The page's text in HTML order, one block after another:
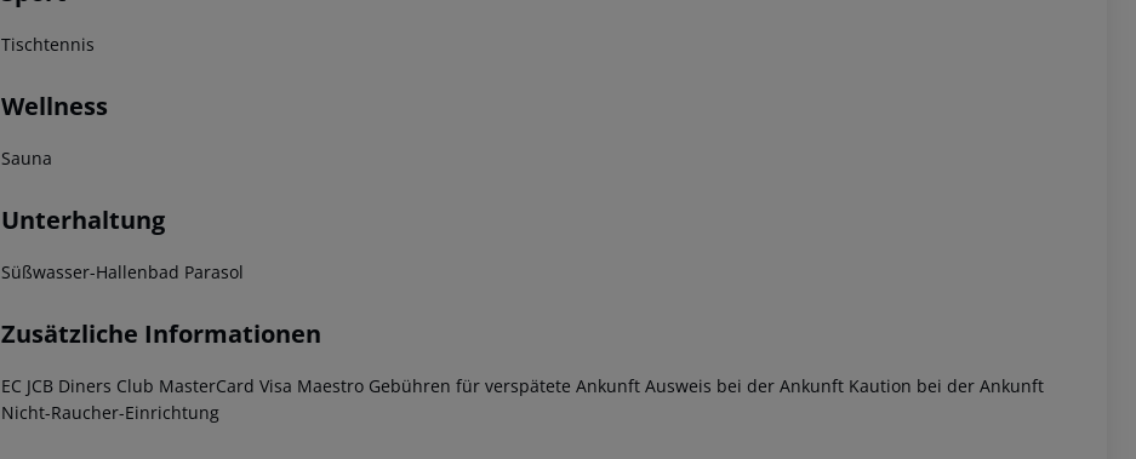
Tischtennis
Wellness
Sauna
Unterhaltung
Süßwasser-Hallenbad Parasol
Zusätzliche Informationen
EC JCB Diners Club MasterCard Visa Maestro Gebühren für verspätete Ankunft Ausweis bei der Ankunft Kaution bei der Ankunft
Nicht-Raucher-Einrichtung